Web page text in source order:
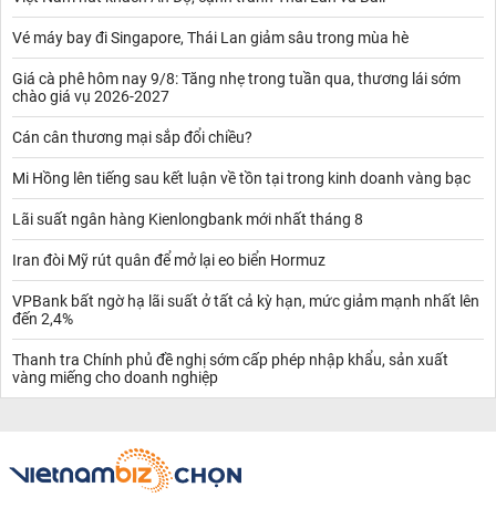
chứng khoán rộng rãi hơn với hàng trăm nghìn tài khoản chứng
khoán mở mới hàng tháng. Tính đến hết tháng 4, Việt Nam có
hơn 7,8 triệu tài khoản giao dịch chứng khoán. Xu hướng này
cộng với việc thị trường có thể triển khai các sản phẩm mới khi hệ
thống công nghệ hiện đại được đưa vào vận hành sẽ đẩy mạnh
thanh khoản của thị trường. Khi đó sự quan trọng của thị trường
vốn càng được nâng lên.
Vé máy bay đi Singapore, Thái Lan giảm sâu trong mùa hè
Giá cà phê hôm nay 9/8: Tăng nhẹ trong tuần qua, thương lái sớm
chào giá vụ 2026-2027
Cán cân thương mại sắp đổi chiều?
Mi Hồng lên tiếng sau kết luận về tồn tại trong kinh doanh vàng bạc
Lãi suất ngân hàng Kienlongbank mới nhất tháng 8
Iran đòi Mỹ rút quân để mở lại eo biển Hormuz
VPBank bất ngờ hạ lãi suất ở tất cả kỳ hạn, mức giảm mạnh nhất lên
đến 2,4%
Thanh tra Chính phủ đề nghị sớm cấp phép nhập khẩu, sản xuất
vàng miếng cho doanh nghiệp